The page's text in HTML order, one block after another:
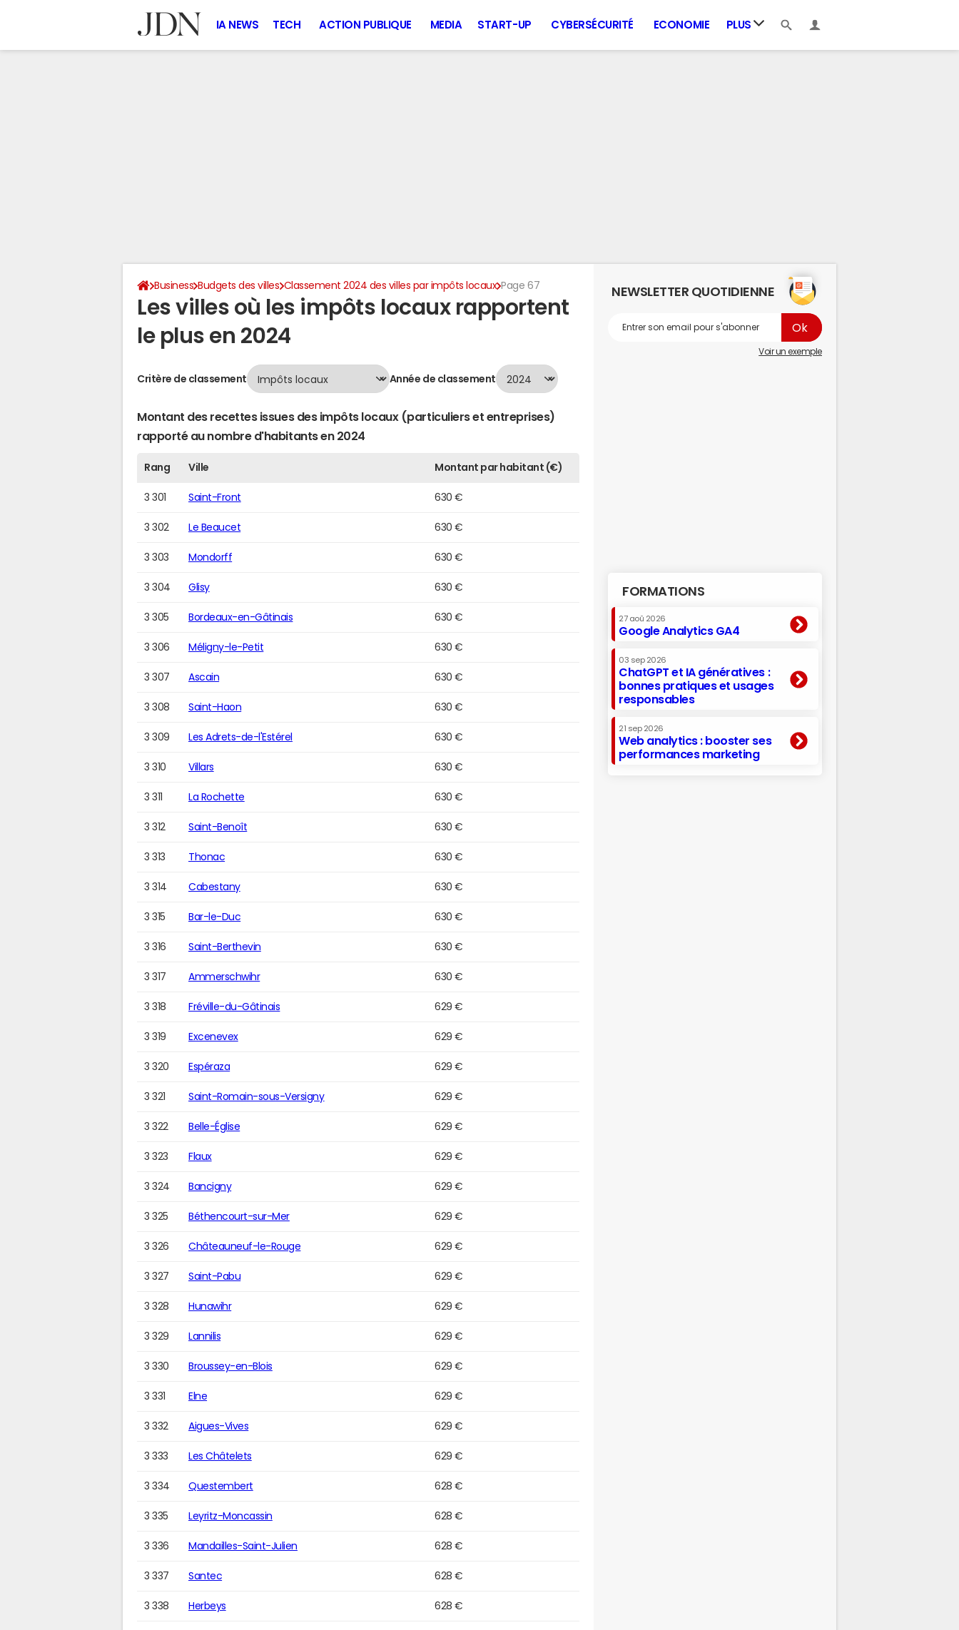
IA NEWS TECH ACTION PUBLIQUE MEDIA START-UP CYBERSÉCURITÉ ECONOMIE PLUS
Business Budgets des villes Classement 2024 des villes par impôts locaux Page 67
Les villes où les impôts locaux rapportent
le plus en 2024
Critère de classement Année de classement
Montant des recettes issues des impôts locaux (particuliers et entreprises)
rapporté au nombre d'habitants en 2024
Rang Ville Montant par habitant (€)
3 301 Saint-Front 630 €
3 302 Le Beaucet 630 €
3 303 Mondorff 630 €
3 304 Glisy 630 €
3 305 Bordeaux-en-Gâtinais 630 €
3 306 Méligny-le-Petit 630 €
3 307 Ascain 630 €
3 308 Saint-Haon 630 €
3 309 Les Adrets-de-l'Estérel 630 €
3 310 Villars 630 €
3 311 La Rochette 630 €
3 312 Saint-Benoît 630 €
3 313 Thonac 630 €
3 314 Cabestany 630 €
3 315 Bar-le-Duc 630 €
3 316 Saint-Berthevin 630 €
3 317 Ammerschwihr 630 €
3 318 Fréville-du-Gâtinais 629 €
3 319 Excenevex 629 €
3 320 Espéraza 629 €
3 321 Saint-Romain-sous-Versigny 629 €
3 322 Belle-Église 629 €
3 323 Flaux 629 €
3 324 Bancigny 629 €
3 325 Béthencourt-sur-Mer 629 €
3 326 Châteauneuf-le-Rouge 629 €
3 327 Saint-Pabu 629 €
3 328 Hunawihr 629 €
3 329 Lannilis 629 €
3 330 Broussey-en-Blois 629 €
3 331 Elne 629 €
3 332 Aigues-Vives 629 €
3 333 Les Châtelets 629 €
3 334 Questembert 628 €
3 335 Leyritz-Moncassin 628 €
3 336 Mandailles-Saint-Julien 628 €
3 337 Santec 628 €
3 338 Herbeys 628 €
NEWSLETTER QUOTIDIENNE
Voir un exemple
FORMATIONS
27 aoû 2026
Google Analytics GA4
03 sep 2026
ChatGPT et IA génératives :
bonnes pratiques et usages
responsables
21 sep 2026
Web analytics : booster ses
performances marketing